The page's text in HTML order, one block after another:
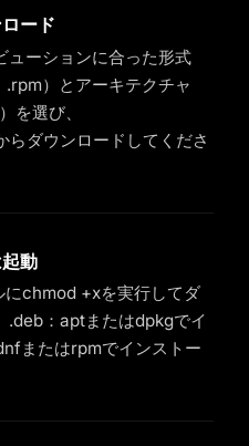
ード
ューションに合った形式
.rpm）とアーキテクチャ
を選び、
ダウンロードしてくださ
動
chmod +xを実行してダ
.deb：aptまたはdpkgでイ
またはrpmでインストー